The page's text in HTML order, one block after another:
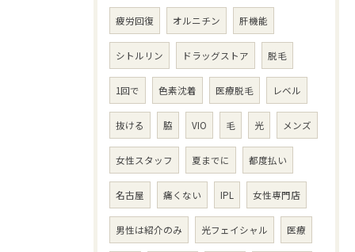
疲労回復 オルニチン 肝機能
シトルリン ドラッグストア 脱毛
1回で 色素沈着 医療脱毛 レベル
抜ける 脇 VIO 毛 光 メンズ
女性スタッフ 夏までに 都度払い
名古屋 痛くない IPL 女性専門店
男性は紹介のみ 光フェイシャル 医療